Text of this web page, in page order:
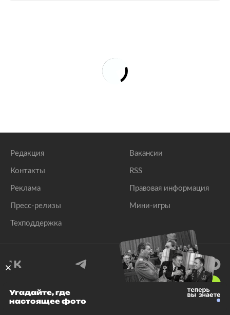
Редакция
Контакты
Реклама
Пресс-релизы
Техподдержка
Вакансии
RSS
Правовая информация
Мини-игры
© 1999–2026 Все права защищены.
Угадайте, где
настоящее фото